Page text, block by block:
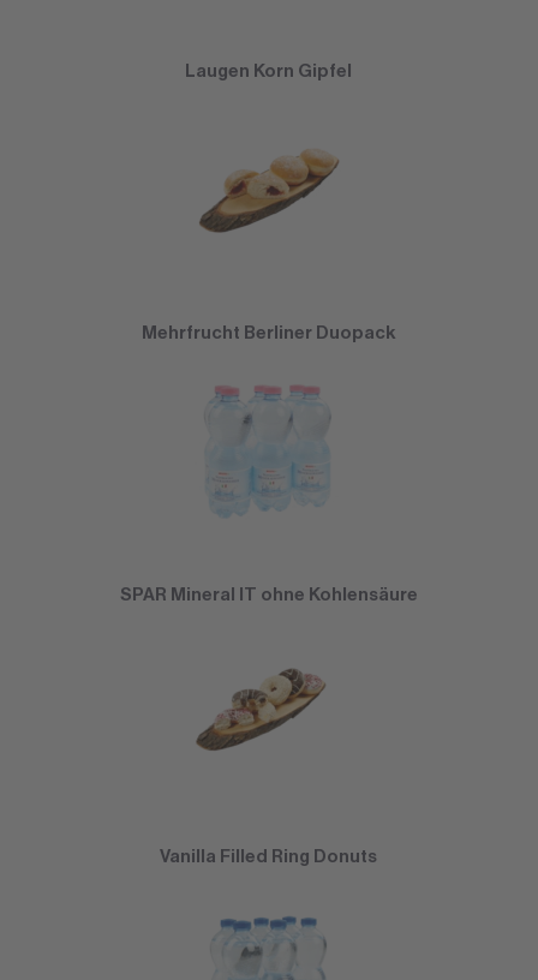
Laugen Korn Gipfel
Mehrfrucht Berliner Duopack
SPAR Mineral IT ohne Kohlensäure
Vanilla Filled Ring Donuts